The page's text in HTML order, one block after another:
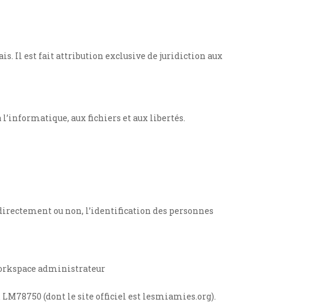
Il est fait attribution exclusive de juridiction aux
l’informatique, aux fichiers et aux libertés.
ou non, l’identification des personnes
administrateur
(dont le site officiel est lesmiamies.org).